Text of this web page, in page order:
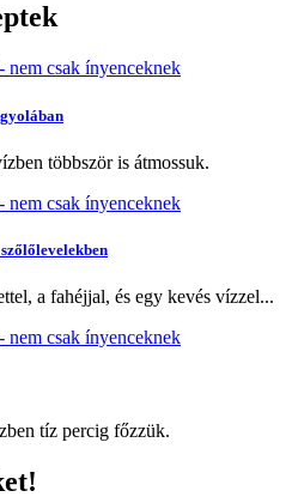
többször is átmossuk.
a fahéjjal, és egy kevés vízzel...
tíz percig főzzük.